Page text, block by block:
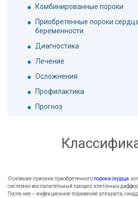
Комбинированные пороки
Приобретенные пороки
беременности
Диагностика
Лечение
Осложнения
Профилактика
Прогноз
Основная причина приобретенного порока сердца ,
системно-воспалительный процесс клеточных
После нее – инфекционное поражение аппарата,